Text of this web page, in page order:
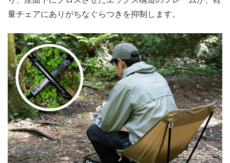
量チェアにありがちなぐらつきを抑制します。